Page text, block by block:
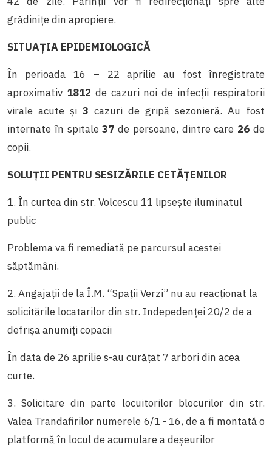
grădiniţe din apropiere.
SITUAȚIA EPIDEMIOLOGICĂ
În perioada 16 – 22 aprilie au fost înregistrate
aproximativ 1812 de cazuri noi de infecții respiratorii
virale acute şi 3 cazuri de gripă sezonieră. Au fost
internate în spitale37 de persoane, dintre care 26de
copii.
SOLUŢII PENTRU SESIZĂRILE CETĂȚENILOR
1. În curtea din str. Volcescu 11 lipseşte iluminatul
public
Problema va fi remediată pe parcursul acestei
săptămâni.
2. Angajaţii de la Î.M. “Spaţii Verzi” nu au reacţionat la
solicitările locatarilor din str. Indepedenţei 20/2 de a
defrişa anumiţi copacii
În data de 26 aprilie s-au curăţat 7 arbori din acea
curte.
3. Solicitare din parte locuitorilor blocurilor din str.
Valea Trandafirilor numerele 6/1 - 16, de a fi montată o
platformă în locul de acumulare a deşeurilor